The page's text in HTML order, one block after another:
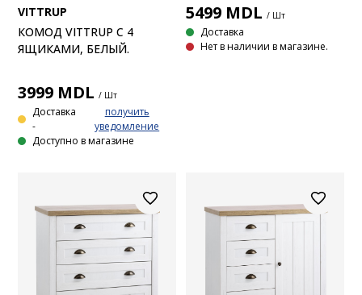
VITTRUP
КОМОД VITTRUP С 4
ЯЩИКАМИ, БЕЛЫЙ.
3999 MDL / Шт
Доставка
-
получить
уведомление
Доступно в магазине
5499 MDL / Шт
Доставка
Нет в наличии в магазине.